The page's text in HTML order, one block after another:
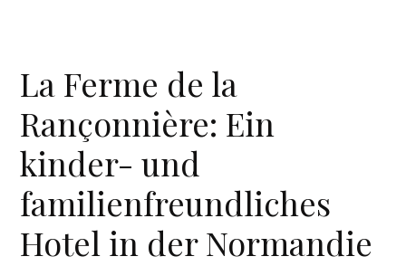
La Ferme de la
Rançonnière: Ein
kinder- und
familienfreundliches
Hotel in der Normandie